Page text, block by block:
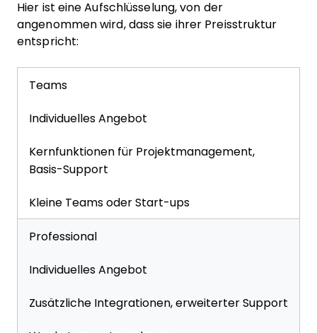
Hier ist eine Aufschlüsselung, von der
angenommen wird, dass sie ihrer Preisstruktur
entspricht:
Teams
Individuelles Angebot
Kernfunktionen für Projektmanagement,
Basis-Support
Kleine Teams oder Start-ups
Professional
Individuelles Angebot
Zusätzliche Integrationen, erweiterter Support